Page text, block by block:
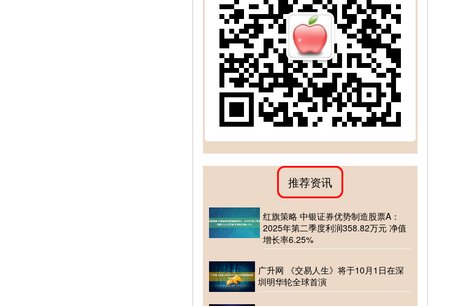
推荐资讯
红旗策略 中银证券优势制造股票A：
2025年第二季度利润358.82万元 净值
增长率6.25%
广升网 《交易人生》将于10月1日在深
圳明华轮全球首演